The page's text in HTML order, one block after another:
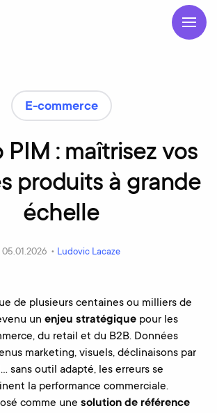
E-commerce
PIM : maîtrisez vos
produits à grande
échelle
05.01.2026 • Ludovic Lacaze
de plusieurs centaines ou milliers de
un enjeu stratégique pour les
du retail et du B2B. Données
marketing, visuels, déclinaisons par
sans outil adapté, les erreurs se
la performance commerciale.
comme une solution de référence